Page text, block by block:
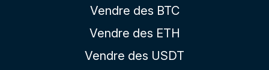
Vendre des BTC
Vendre des ETH
Vendre des USDT